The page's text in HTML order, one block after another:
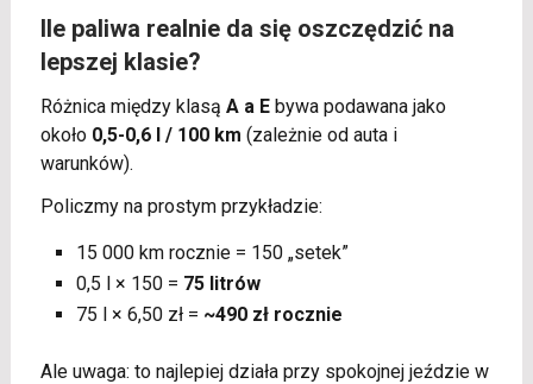
Ile paliwa realnie da się oszczędzić na
lepszej klasie?
Różnica między klasą A a Ebywa podawana jako
około 0,5-0,6 l / 100 km (zależnie od auta i
warunków).
Policzmy na prostym przykładzie:
15 000 km rocznie = 150 „setek”
0,5 l × 150 = 75 litrów
75 l × 6,50 zł = ~490 zł rocznie
Ale uwaga: to najlepiej działa przy spokojnej jeździe w